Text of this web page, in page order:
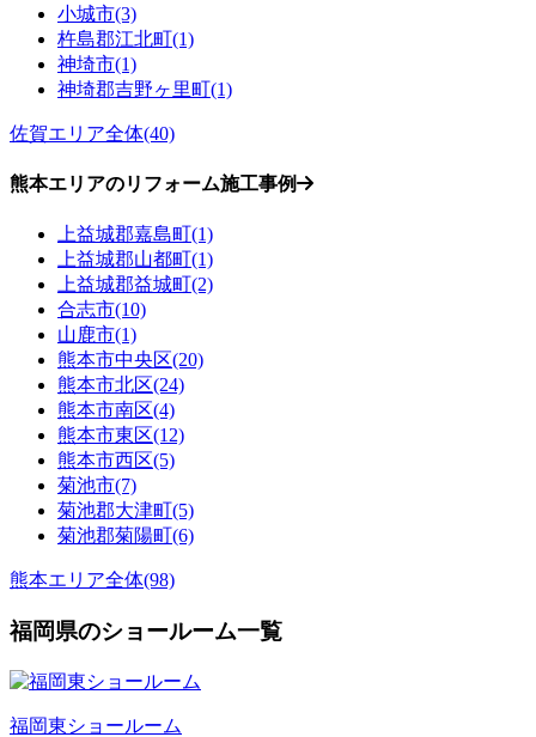
小城市(3)
杵島郡江北町(1)
神埼市(1)
神埼郡吉野ヶ里町(1)
佐賀エリア全体(40)
熊本エリアのリフォーム施工事例
上益城郡嘉島町(1)
上益城郡山都町(1)
上益城郡益城町(2)
合志市(10)
山鹿市(1)
熊本市中央区(20)
熊本市北区(24)
熊本市南区(4)
熊本市東区(12)
熊本市西区(5)
菊池市(7)
菊池郡大津町(5)
菊池郡菊陽町(6)
熊本エリア全体(98)
福岡県のショールーム一覧
福岡東ショールーム